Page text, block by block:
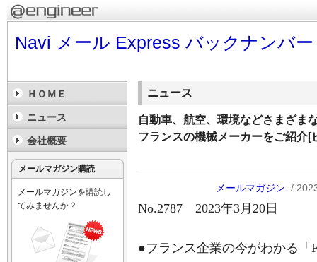
Navi メール Express バックナンバー
ニュース
自動車、航空、環境などさまざま
フランスの機械メーカーをご紹介[
メールマガジン /
No.2787 2023年3月20日
●フランス企業の今がわかる「
ＨＯＭＥ
ニュース
会社概要
メールマガジン購読
メールマガジンを購読し
てみませんか？